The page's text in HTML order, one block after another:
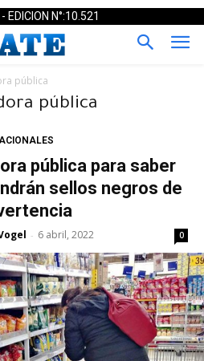
EDICION N°:10.521
pública
pública
pública para saber
sellos negros de
- 6 abril, 2022 0